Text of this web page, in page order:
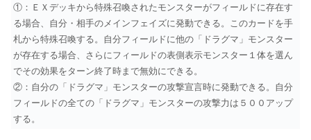
①：ＥＸデッキから特殊召喚されたモンスターがフィールドに存在す
る場合、自分・相手のメインフェイズに発動できる。このカードを手
札から特殊召喚する。自分フィールドに他の「ドラグマ」モンスター
が存在する場合、さらにフィールドの表側表示モンスター１体を選ん
でその効果をターン終了時まで無効にできる。
②：自分の「ドラグマ」モンスターの攻撃宣言時に発動できる。自分
フィールドの全ての「ドラグマ」モンスターの攻撃力は５００アップ
する。